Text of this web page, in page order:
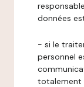
données
- si le
personnel
totalement